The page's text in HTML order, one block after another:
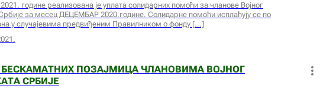
године реализована је уплата солидарних помоћи за чланове Војног
за месец ДЕЦЕМБАР 2020.године. Солидарне помоћи исплаћују се по
у случајевима предвиђеним Правилником о фонду
БЕСКАМАТНИХ ПОЗАЈМИЦА ЧЛАНОВИМА ВОЈНОГ
СРБИЈЕ